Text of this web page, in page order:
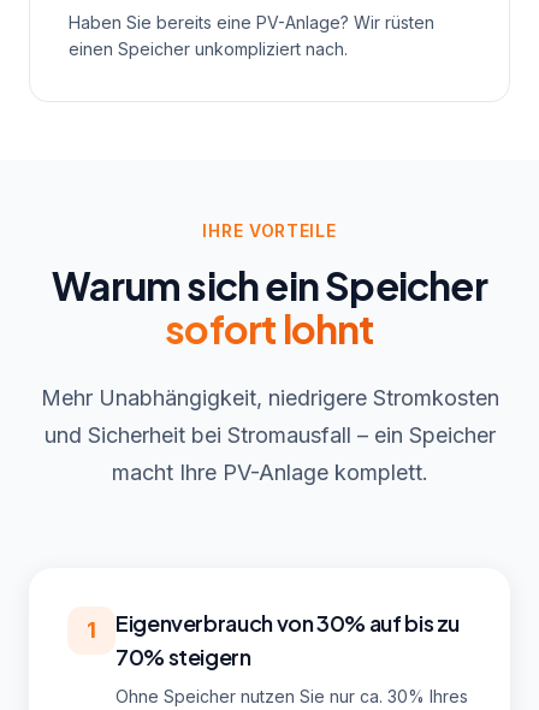
Haben Sie bereits eine PV-Anlage? Wir rüsten
einen Speicher unkompliziert nach.
IHRE VORTEILE
Warum sich ein Speicher
sofort lohnt
Mehr Unabhängigkeit, niedrigere Stromkosten
und Sicherheit bei Stromausfall – ein Speicher
macht Ihre PV-Anlage komplett.
1
Eigenverbrauch von 30% auf bis zu
70% steigern
Ohne Speicher nutzen Sie nur ca. 30% Ihres